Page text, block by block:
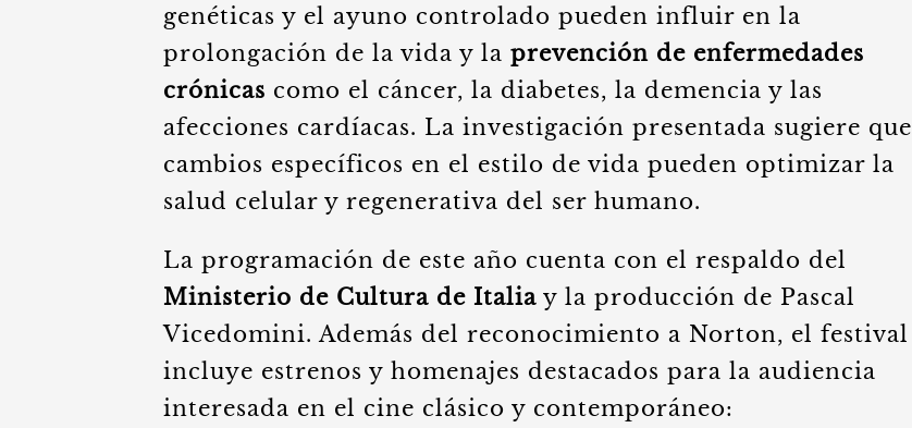
genéticas y el ayuno controlado pueden influir en la
prolongación de la vida y la prevención de enfermedades
crónicas como el cáncer, la diabetes, la demencia y las
afecciones cardíacas. La investigación presentada sugiere que
cambios específicos en el estilo de vida pueden optimizar la
salud celular y regenerativa del ser humano.
La programación de este año cuenta con el respaldo del
Ministerio de Cultura de Italia y la producción de Pascal
Vicedomini. Además del reconocimiento a Norton, el festival
incluye estrenos y homenajes destacados para la audiencia
interesada en el cine clásico y contemporáneo: